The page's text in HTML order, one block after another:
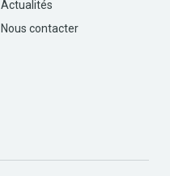
Actualités
Nous contacter